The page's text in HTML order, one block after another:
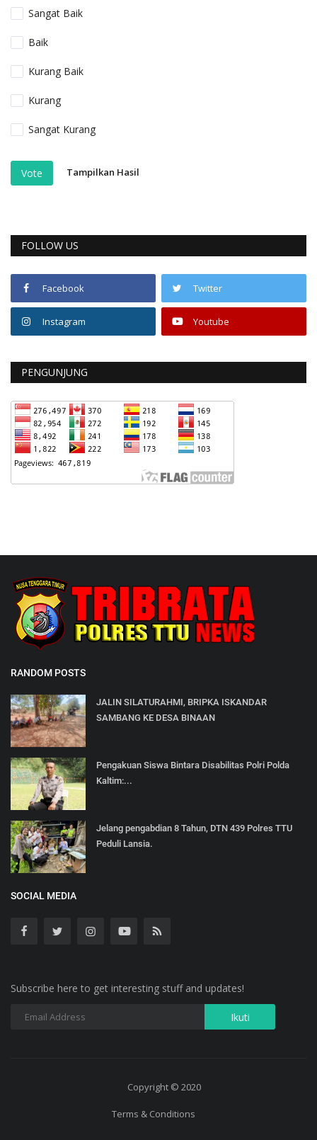
Sangat Baik
Baik
Kurang Baik
Kurang
Sangat Kurang
Vote Tampilkan Hasil
FOLLOW US
Facebook Twitter
Instagram Youtube
PENGUNJUNG
RANDOM POSTS
JALIN SILATURAHMI, BRIPKA ISKANDAR
SAMBANG KE DESA BINAAN
Pengakuan Siswa Bintara Disabilitas Polri Polda
Kaltim:...
Jelang pengabdian 8 Tahun, DTN 439 Polres TTU
Peduli Lansia.
SOCIAL MEDIA
Subscribe here to get interesting stuff and updates!
Copyright © 2020
Terms & Conditions